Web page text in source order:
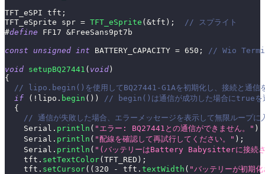
TFT_eSPI tft ;
TFT_eSprite spr = TFT_eSprite (&tft ) ;
// スプライト
#define FF17 &FreeSans9pt7b
const unsigned int BATTERY_CAPACITY = 650 ; // Wio
void setupBQ27441 ( void)
{
// lipo.begin()を使用してBQ27441-G1Aを初期化し、接続と通信
if
( ! lipo . begin ( ) )
// begin()は通信が成功した場合にtrueを
{
// 通信が失敗した場合、エラーメッセージを表示して無限ループに
    Serial
. println ( "エラー: BQ27441との通信ができません。" )
    Serial
. println ( "配線を確認して再試行してください。" ) ;
    Serial
. println ( "(バッテリーはBattery Babysitterに接続さ
    tft
. setTextColor(TFT_RED ) ;
    tft
. setCursor( (320 - tft . textWidth ( "バッテリーが初期